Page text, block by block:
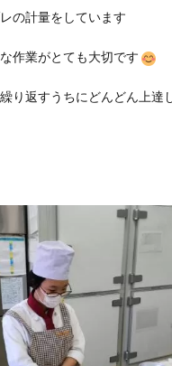
の計量をしています
作業がとても大切です
り返すうちにどんどん上達